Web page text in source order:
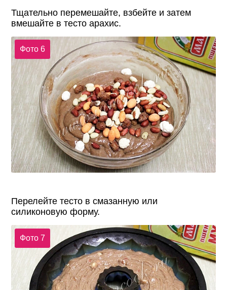
Тщательно перемешайте, взбейте и затем
вмешайте в тесто арахис.
Фото 6
Перелейте тесто в смазанную или
силиконовую форму.
Фото 7